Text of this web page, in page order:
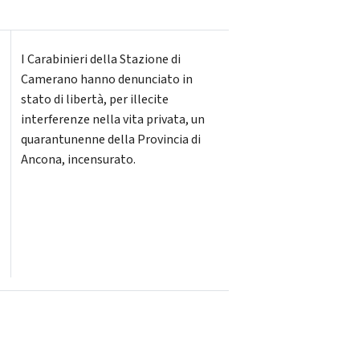
I Carabinieri della Stazione di
Camerano hanno denunciato in
stato di libertà, per illecite
interferenze nella vita privata, un
quarantunenne della Provincia di
Ancona, incensurato.